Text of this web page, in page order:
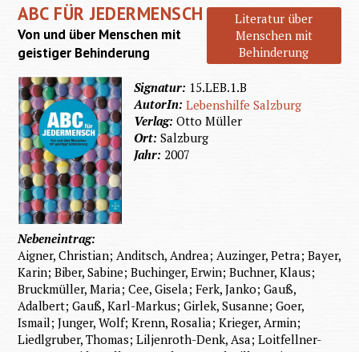
ABC FÜR JEDERMENSCH
Literatur über
Menschen mit
Behinderung
Von und über Menschen mit
geistiger Behinderung
Signatur: 15.LEB.1.B
AutorIn:Lebenshilfe Salzburg
Verlag:Otto Müller
Ort:Salzburg
Jahr: 2007
Nebeneintrag:
Aigner, Christian; Anditsch, Andrea; Auzinger, Petra; Bayer,
Karin; Biber, Sabine; Buchinger, Erwin; Buchner, Klaus;
Bruckmüller, Maria; Cee, Gisela; Ferk, Janko; Gauß,
Adalbert; Gauß, Karl-Markus; Girlek, Susanne; Goer,
Ismail; Junger, Wolf; Krenn, Rosalia; Krieger, Armin;
Liedlgruber, Thomas; Liljenroth-Denk, Asa; Loitfellner-